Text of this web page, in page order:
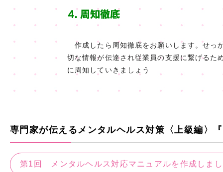
作成したら周知徹底をお願いします。せっ
切な情報が伝達され従業員の支援に繋げるた
に周知していきましょう
専門家が伝えるメンタルヘルス対策〈上級編〉
第1回 メンタルヘルス対応マニュアルを作成し